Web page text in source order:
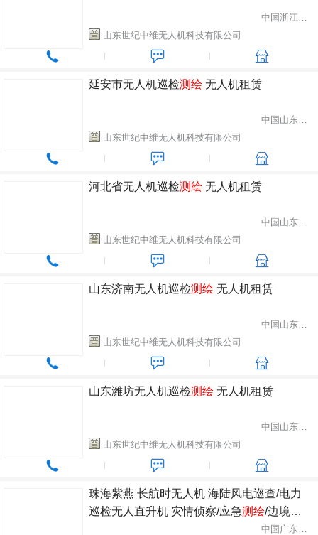
中国浙江省金华市
山东世纪中维无人机科技有限公司
延安市无人机巡检测绘 无人机租赁
中国山东省潍坊市
山东世纪中维无人机科技有限公司
河北省无人机巡检测绘 无人机租赁
中国山东省潍坊市
山东世纪中维无人机科技有限公司
山东济南无人机巡检测绘 无人机租赁
中国山东省潍坊市
山东世纪中维无人机科技有限公司
山东潍坊无人机巡检测绘 无人机租赁
中国山东省潍坊市
山东世纪中维无人机科技有限公司
珠海紫燕 长航时无人机 海陆风电巡查/电力
巡检无人直升机 灾情侦察/应急测绘/边境巡
中国广东省珠海市